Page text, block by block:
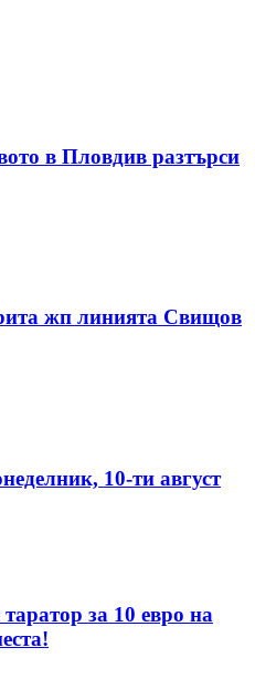
в Пловдив разтърси
жп линията Свищов
10-ти август
за 10 евро на